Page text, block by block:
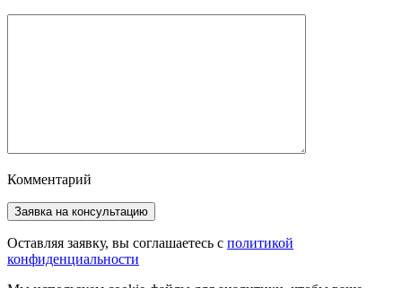
Комментарий
Оставляя заявку, вы соглашаетесь с политикой
конфиденциальности